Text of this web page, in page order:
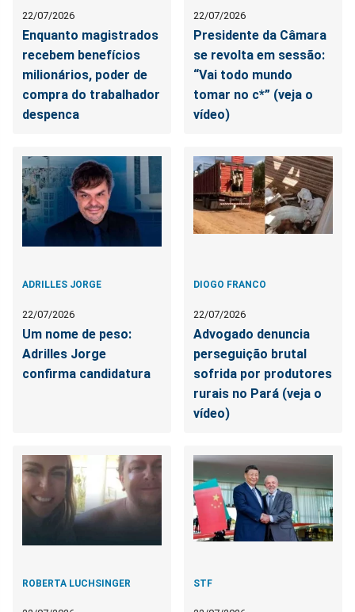
22/07/2026
Enquanto magistrados
recebem benefícios
milionários, poder de
compra do trabalhador
despenca
22/07/2026
Presidente da Câmara
se revolta em sessão:
“Vai todo mundo
tomar no c*” (veja o
vídeo)
ADRILLES JORGE
22/07/2026
Um nome de peso:
Adrilles Jorge
confirma candidatura
DIOGO FRANCO
22/07/2026
Advogado denuncia
perseguição brutal
sofrida por produtores
rurais no Pará (veja o
vídeo)
ROBERTA LUCHSINGER STF